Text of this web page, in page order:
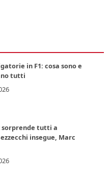
in F1: cosa sono e
tutti
sorprende tutti a
insegue, Marc